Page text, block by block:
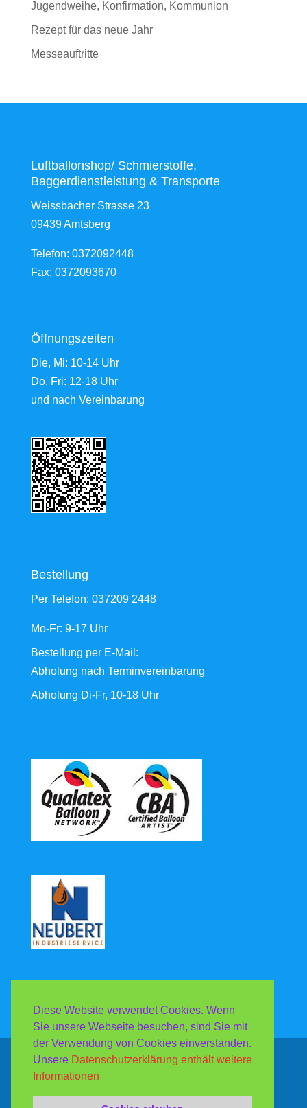
Diese Website verwendet Cookies. Wenn
Sie unsere Webseite besuchen, sind Sie mit
der Verwendung von Cookies einverstanden.
Unsere Datenschutzerklärung enthält weitere
Informationen
Jugendweihe, Konfirmation, Kommunion
Rezept für das neue Jahr
Messeauftritte
Luftballonshop/ Schmierstoffe,
Baggerdienstleistung & Transporte
Weissbacher Strasse 23
09439 Amtsberg
Telefon: 0372092448
Fax: 0372093670
Öffnungszeiten
Die, Mi: 10-14 Uhr
Do, Fri: 12-18 Uhr
und nach Vereinbarung
Bestellung
Per Telefon: 037209 2448
Mo-Fr: 9-17 Uhr
Bestellung per E-Mail :
Abholung nach Terminvereinbarung
Abholung Di-Fr, 10-18 Uhr
Copyright Luftballonshop & Gasecenter Neubert